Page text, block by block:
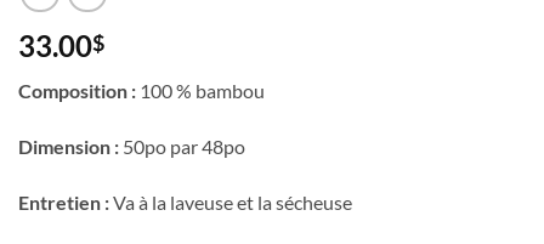
33.00$
Composition : 100 % bambou
Dimension : 50po par 48po
Entretien :Va à la laveuse et la sécheuse